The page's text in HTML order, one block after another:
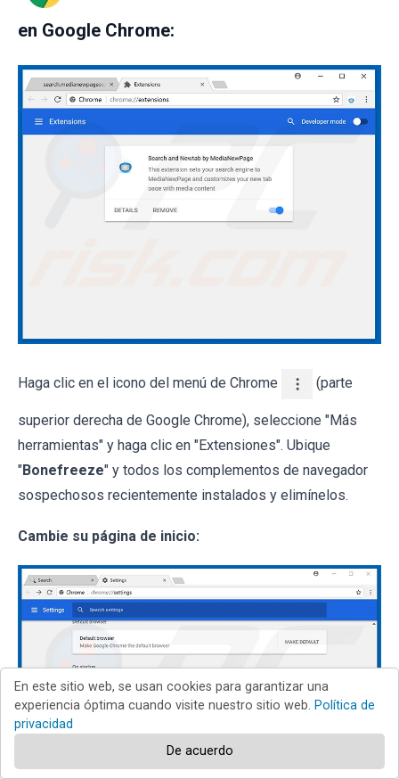
en Google Chrome:
Haga clic en el icono del menú de Chrome (parte
superior derecha de Google Chrome), seleccione "Más
herramientas" y haga clic en "Extensiones". Ubique
"Bonefreeze" y todos los complementos de navegador
sospechosos recientemente instalados y elimínelos.
Cambie su página de inicio:
En este sitio web, se usan cookies para garantizar una
experiencia óptima cuando visite nuestro sitio web. Política de
privacidad
De acuerdo